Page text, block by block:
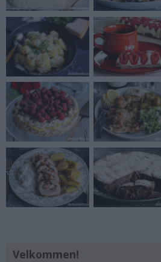
Velkommen!